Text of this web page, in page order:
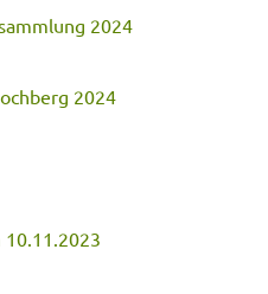
2024
2024
10.11.2023